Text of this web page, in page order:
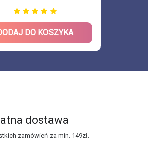
DO KOSZYKA
dostawa
zamówień za min. 149zł.